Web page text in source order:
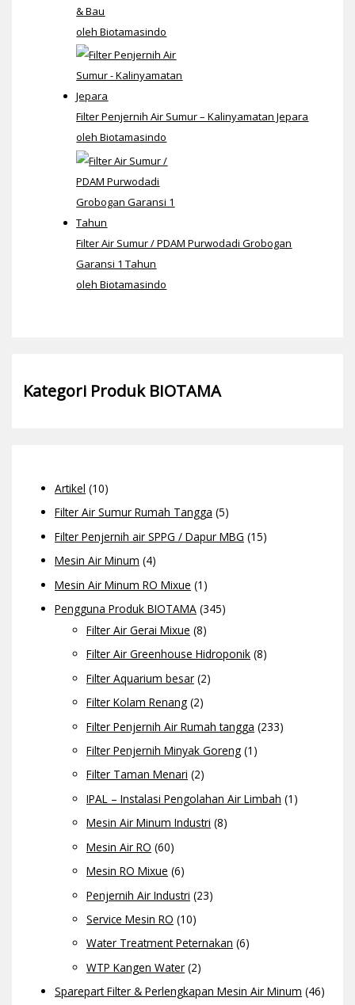
& Bau
oleh Biotamasindo
Filter Penjernih Air Sumur – Kalinyamatan Jepara
oleh Biotamasindo
Filter Air Sumur / PDAM Purwodadi Grobogan
Garansi 1 Tahun
oleh Biotamasindo
Kategori Produk BIOTAMA
Artikel (10)
Filter Air Sumur Rumah Tangga (5)
Filter Penjernih air SPPG / Dapur MBG (15)
Mesin Air Minum (4)
Mesin Air Minum RO Mixue (1)
Pengguna Produk BIOTAMA (345)
Filter Air Gerai Mixue (8)
Filter Air Greenhouse Hidroponik (8)
Filter Aquarium besar (2)
Filter Kolam Renang (2)
Filter Penjernih Air Rumah tangga (233)
Filter Penjernih Minyak Goreng (1)
Filter Taman Menari (2)
IPAL – Instalasi Pengolahan Air Limbah (1)
Mesin Air Minum Industri (8)
Mesin Air RO (60)
Mesin RO Mixue (6)
Penjernih Air Industri (23)
Service Mesin RO (10)
Water Treatment Peternakan (6)
WTP Kangen Water (2)
Sparepart Filter & Perlengkapan Mesin Air Minum (46)